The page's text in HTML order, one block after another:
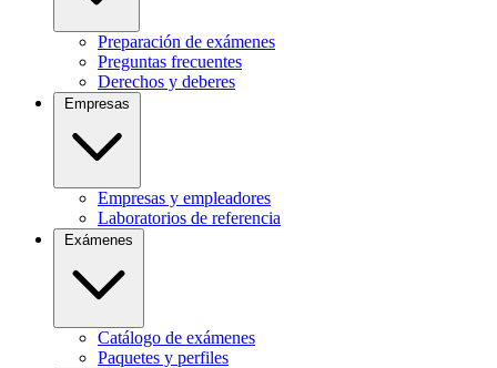
Preparación de exámenes
Preguntas frecuentes
Derechos y deberes
Empresas y empleadores
Laboratorios de referencia
Catálogo de exámenes
Paquetes y perfiles